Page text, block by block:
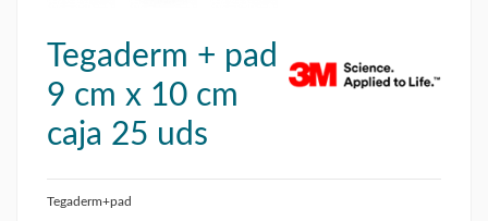
Tegaderm + pad
9 cm x 10 cm
caja 25 uds
Tegaderm+pad